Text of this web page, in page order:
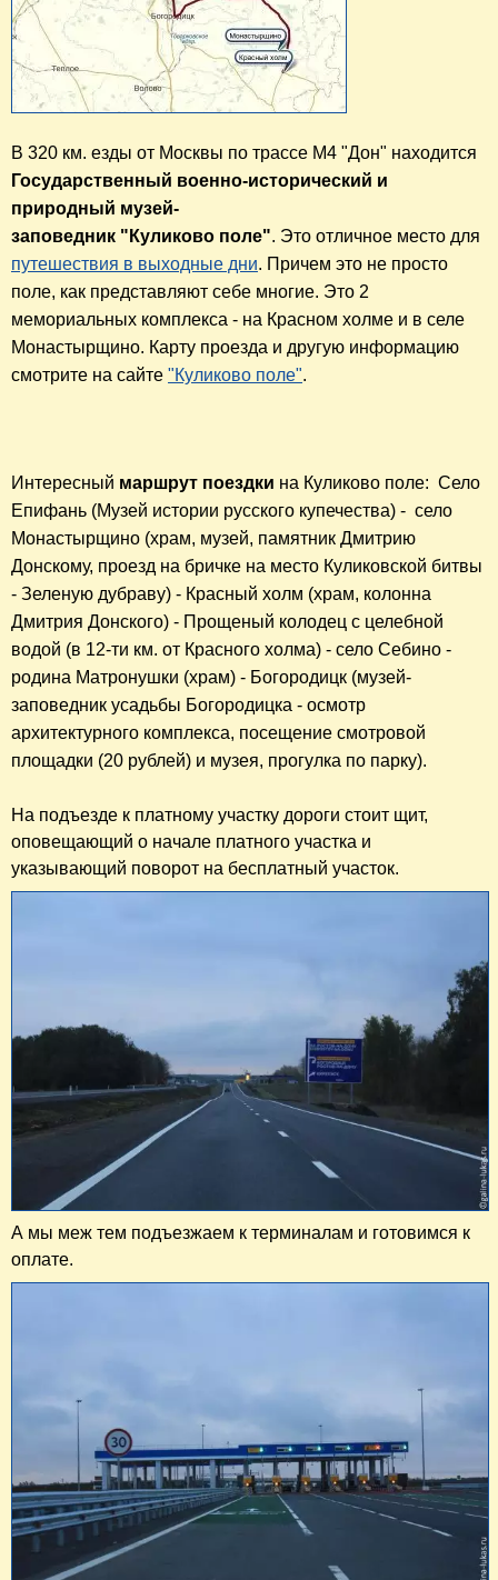
Государственный военно-исторический и
природный музей-
заповедник "Куликово поле"
путешествия в выходные дни. Причем это не просто
поле, как представляют себе многие. Это 2
мемориальных комплекса - на Красном холме и в селе
Монастырщино. Карту проезда и другую информацию
смотрите на сайте "Куликово поле".
Интересный маршрут поездки на Куликово поле:  Село
Епифань (Музей истории русского купечества) -  село
Монастырщино (храм, музей, памятник Дмитрию
Донскому, проезд на бричке на место Куликовской битвы
- Зеленую дубраву) - Красный холм (храм, колонна
Дмитрия Донского) - Прощеный колодец с целебной
водой (в 12-ти км. от Красного холма) - село Себино -
родина Матронушки (храм) - Богородицк (музей-
заповедник усадьбы Богородицка - осмотр
архитектурного комплекса, посещение смотровой
площадки (20 рублей) и музея, прогулка по парку).
На подъезде к платному участку дороги стоит щит,
оповещающий о начале платного участка и
указывающий поворот на бесплатный участок.
А мы меж тем подъезжаем к терминалам и готовимся к
оплате.